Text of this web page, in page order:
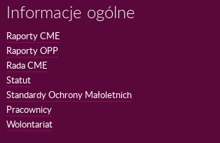
Informacje ogólne
Raporty CME
Raporty OPP
Rada CME
Statut
Standardy Ochrony Małoletnich
Pracownicy
Wolontariat